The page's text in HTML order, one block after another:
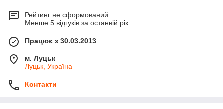
Рейтинг не сформований
Менше 5 відгуків за останній рік
Працює з 30.03.2013
м. Луцьк
Луцьк, Україна
Контакти